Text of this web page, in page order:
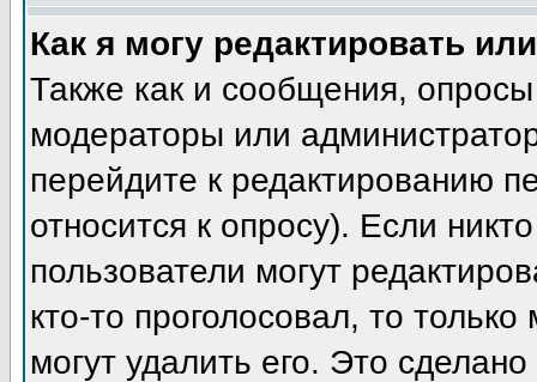
Как я могу редактировать
Также как и сообщения, опросы
модераторы или
перейдите к редактированию
относится к опросу). Если
пользователи могут
кто-то проголосовал, то
могут удалить его. Это